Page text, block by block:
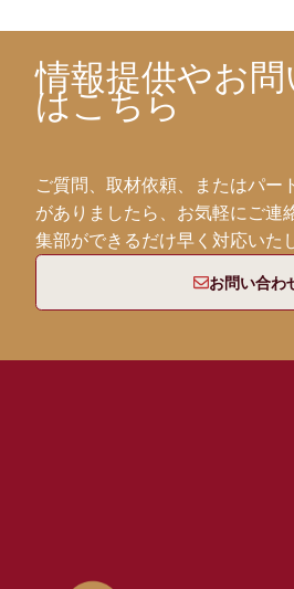
情報提供やお
はこちら
ご質問、取材依頼、またはパー
がありましたら、お気軽にご連
集部ができるだけ早く対応いた
お問い合わ